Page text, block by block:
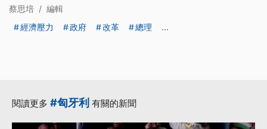
蔡思培 / 編輯
經濟壓力
政府 改革 總理 ...
閱讀更多 #匈牙利 有關的新聞